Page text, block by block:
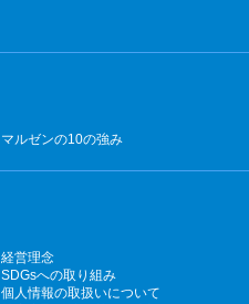
マルゼンの10の強み
経営理念
SDGsへの取り組み
個人情報の取扱いについて